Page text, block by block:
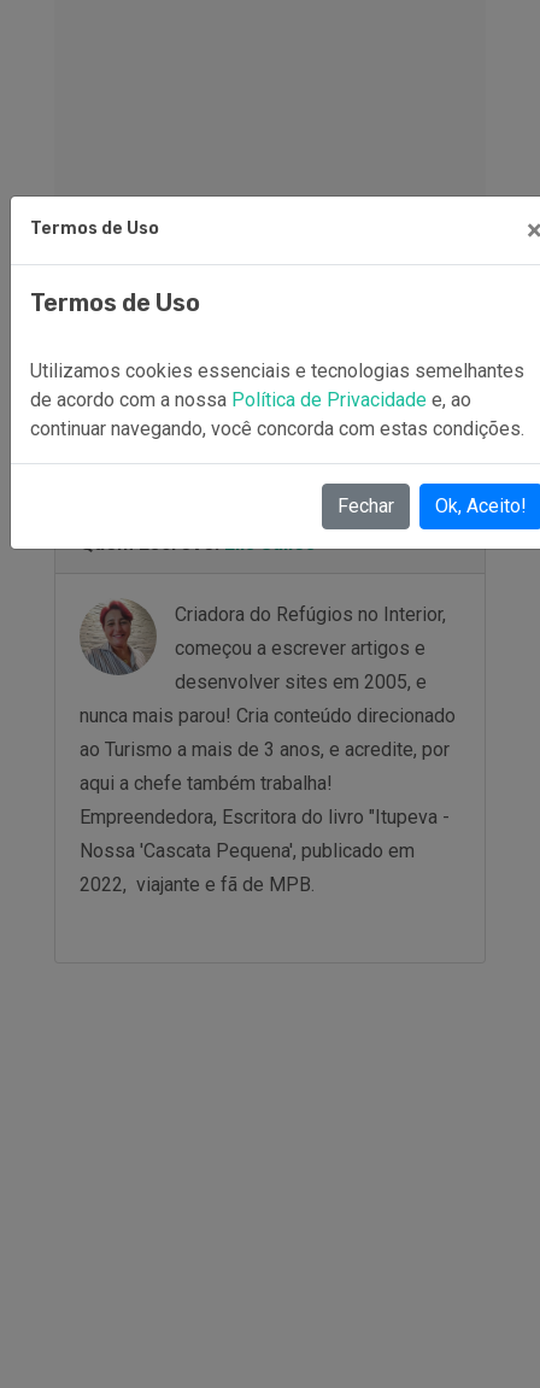
Termos de Uso
Termos de Uso
Utilizamos cookies essenciais e tecnologias semelhantes
de acordo com a nossa Política de Privacidade e, ao
continuar navegando, você concorda com estas condições.
Fechar
Ok, Aceito!
Quem Escreve:Elis Salles
Criadora do Refúgios no Interior,
começou a escrever artigos e
desenvolver sites em 2005, e
nunca mais parou! Cria conteúdo direcionado
ao Turismo a mais de 3 anos, e acredite, por
aqui a chefe também trabalha!
Empreendedora, Escritora do livro "Itupeva -
Nossa 'Cascata Pequena', publicado em
2022, viajante e fã de MPB.